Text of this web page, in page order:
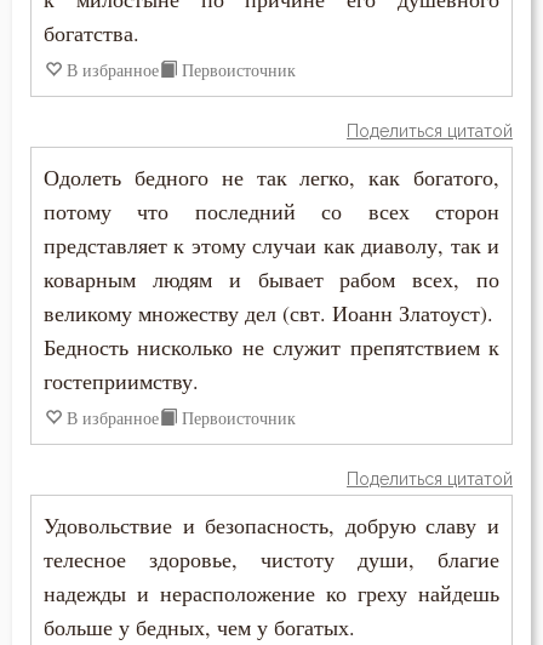
Блуд
Богатство
Богородица
Богоугождение
Болезнь
Будущее
Ветхий Завет
Василий Великий
Григорий Богослов
Григорий Нисский
Григорий Палама
Григорий Синаит
Григорий Чудотворец
Диадох
Димитрий Ростовский
Дионисий Ареопагит
Епифаний Кипрский
Ерм
богатства.
В избранное Первоисточник
Поделиться цитатой
Одолеть бедного не так легко, как богатого,
потому что последний со всех сторон
представляет к этому случаи как диаволу, так и
коварным людям и бывает рабом всех, по
великому множеству дел (свт. Иоанн Златоуст).
Бедность нисколько не служит препятствием к
гостеприимству.
В избранное Первоисточник
Поделиться цитатой
Удовольствие и безопасность, добрую славу и
телесное здоровье, чистоту души, благие
надежды и нерасположение ко греху найдешь
больше у бедных, чем у богатых.